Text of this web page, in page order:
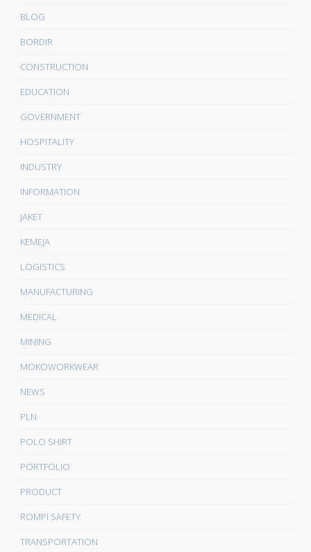
BLOG
BORDIR
CONSTRUCTION
EDUCATION
GOVERNMENT
HOSPITALITY
INDUSTRY
INFORMATION
JAKET
KEMEJA
LOGISTICS
MANUFACTURING
MEDICAL
MINING
MOKOWORKWEAR
NEWS
PLN
POLO SHIRT
PORTFOLIO
PRODUCT
ROMPI SAFETY
TRANSPORTATION